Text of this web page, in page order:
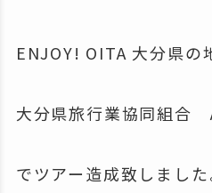
ENJOY! OITA 大分県の
大分県旅行業協同組合
でツアー造成致しました